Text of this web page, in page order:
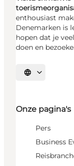
enthousiast
Denemarken is
hopen dat je
doen en
Selecteer taal
Onze pagina's
Pers
Business